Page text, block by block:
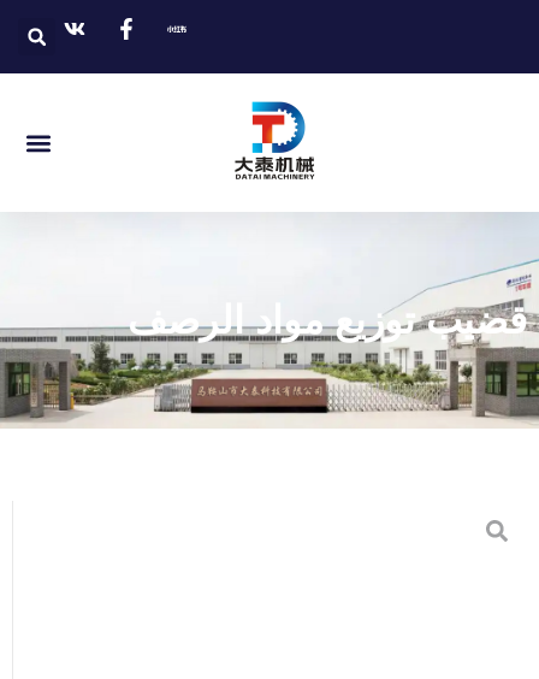
قضيب توزيع مواد الرصف